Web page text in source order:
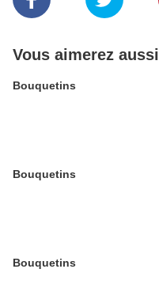
Vous aimerez aussi
Bouquetins
Bouquetins
Bouquetins